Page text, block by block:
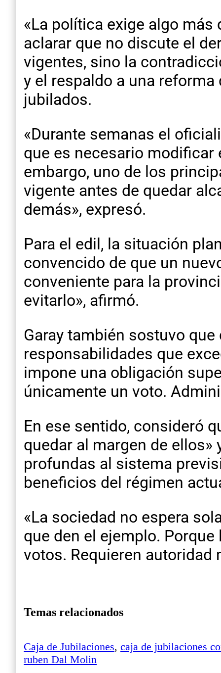
«La política exige algo más
aclarar que no discute el
vigentes, sino la
y el respaldo a una
jubilados.
«Durante semanas el
que es necesario
embargo, uno de los
vigente antes de quedar
demás», expresó.
Para el edil, la situación
convencido de que un
conveniente para la
evitarlo», afirmó.
Garay también sostuvo
responsabilidades que
impone una obligación
únicamente un voto.
En ese sentido, consideró
quedar al margen de
profundas al sistema
beneficios del régimen
«La sociedad no espera
que den el ejemplo.
votos. Requieren autoridad
Temas relacionados
Caja de Jubilaciones, caja de jubilaciones
ruben Dal Molin